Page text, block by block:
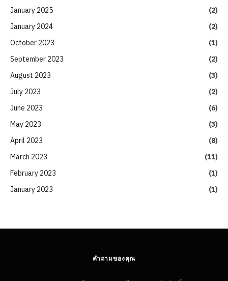
January 2025
(2)
January 2024
(2)
October 2023
(1)
September 2023
(2)
August 2023
(3)
July 2023
(2)
June 2023
(6)
May 2023
(3)
April 2023
(8)
March 2023
(11)
February 2023
(1)
January 2023
(1)
คำถามของคุณ